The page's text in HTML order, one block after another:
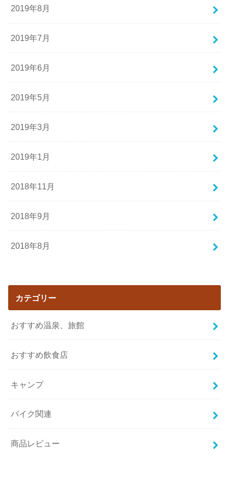
2019年8月
2019年7月
2019年6月
2019年5月
2019年3月
2019年1月
2018年11月
2018年9月
2018年8月
カテゴリー
おすすめ温泉、旅館
おすすめ飲食店
キャンプ
バイク関連
商品レビュー